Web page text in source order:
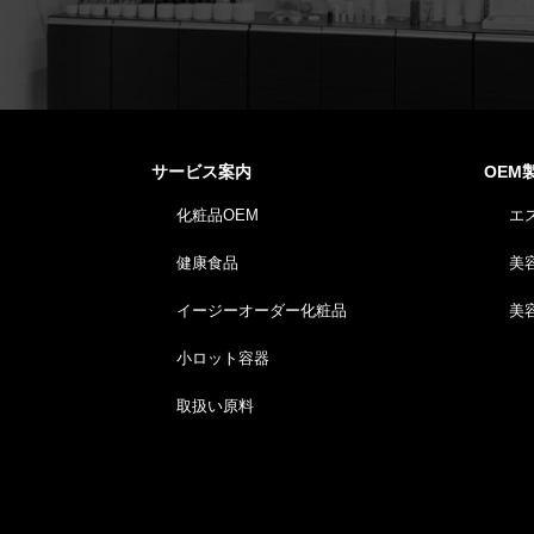
サービス案内
化粧品OEM
健康食品
イージーオーダー化粧品
小ロット容器
取扱い原料
OEM
エ
美
美